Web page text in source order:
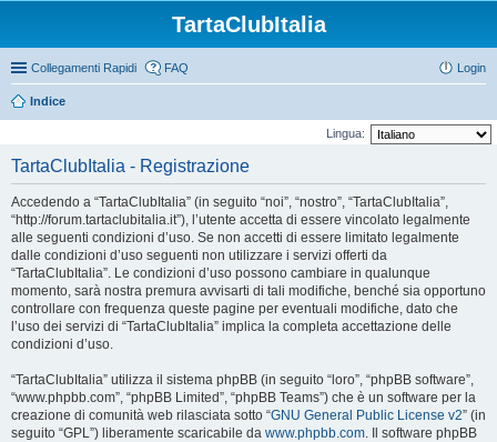
TartaClubItalia
Collegamenti Rapidi FAQ Login
Indice
Lingua:
TartaClubItalia - Registrazione
Accedendo a “TartaClubItalia” (in seguito “noi”, “nostro”, “TartaClubItalia”,
“http://forum.tartaclubitalia.it”), l’utente accetta di essere vincolato legalmente
alle seguenti condizioni d’uso. Se non accetti di essere limitato legalmente
dalle condizioni d’uso seguenti non utilizzare i servizi offerti da
“TartaClubItalia”. Le condizioni d’uso possono cambiare in qualunque
momento, sarà nostra premura avvisarti di tali modifiche, benché sia opportuno
controllare con frequenza queste pagine per eventuali modifiche, dato che
l’uso dei servizi di “TartaClubItalia” implica la completa accettazione delle
condizioni d’uso.
“TartaClubItalia” utilizza il sistema phpBB (in seguito “loro”, “phpBB software”,
“www.phpbb.com”, “phpBB Limited”, “phpBB Teams”) che è un software per la
creazione di comunità web rilasciata sotto “GNU General Public License v2” (in
seguito “GPL”) liberamente scaricabile da www.phpbb.com. Il software phpBB